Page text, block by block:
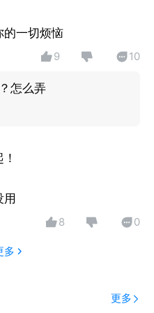
的一切烦恼
9 10
怎么弄
用
8 0
多
更多